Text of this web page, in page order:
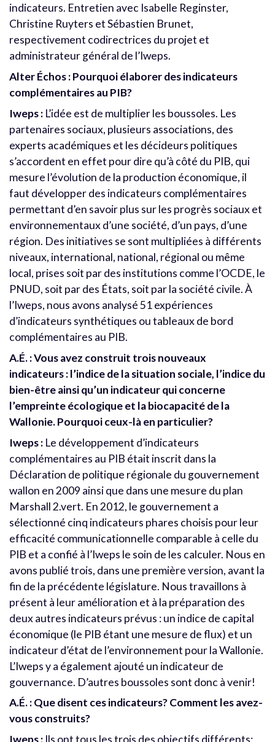
indicateurs. Entretien avec Isabelle Reginster,
Christine Ruyters et Sébastien Brunet,
respectivement codirectrices du projet et
administrateur général de l’Iweps.
Alter Échos : Pourquoi élaborer des indicateurs
complémentaires au PIB?
Iweps : L’idée est de multiplier les boussoles. Les
partenaires sociaux, plusieurs associations, des
experts académiques et les décideurs politiques
s’accordent en effet pour dire qu’à côté du PIB, qui
mesure l’évolution de la production économique, il
faut développer des indicateurs complémentaires
permettant d’en savoir plus sur les progrès sociaux et
environnementaux d’une société, d’un pays, d’une
région. Des initiatives se sont multipliées à différents
niveaux, international, national, régional ou même
local, prises soit par des institutions comme l’OCDE, le
PNUD, soit par des États, soit par la société civile. À
l’Iweps, nous avons analysé 51 expériences
d’indicateurs synthétiques ou tableaux de bord
complémentaires au PIB.
A.É. : Vous avez construit trois nouveaux
indicateurs : l’indice de la situation sociale, l’indice du
bien-être ainsi qu’un indicateur qui concerne
l’empreinte écologique et la biocapacité de la
Wallonie. Pourquoi ceux-là en particulier?
Iweps : Le développement d’indicateurs
complémentaires au PIB était inscrit dans la
Déclaration de politique régionale du gouvernement
wallon en 2009 ainsi que dans une mesure du plan
Marshall 2.vert. En 2012, le gouvernement a
sélectionné cinq indicateurs phares choisis pour leur
efficacité communicationnelle comparable à celle du
PIB et a confié à l’Iweps le soin de les calculer. Nous en
avons publié trois, dans une première version, avant la
fin de la précédente législature. Nous travaillons à
présent à leur amélioration et à la préparation des
deux autres indicateurs prévus : un indice de capital
économique (le PIB étant une mesure de flux) et un
indicateur d’état de l’environnement pour la Wallonie.
L’Iweps y a également ajouté un indicateur de
gouvernance. D’autres boussoles sont donc à venir!
A.É. : Que disent ces indicateurs? Comment les avez-
vous construits?